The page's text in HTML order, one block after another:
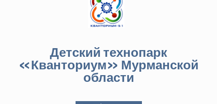
Детский технопарк
«Кванториум» Мурманской
области